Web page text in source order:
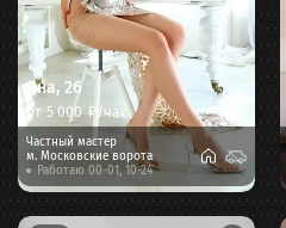
Яна, 26
от 5 000 ₽/час
Частный мастер
м. Московские ворота
Работаю 00-01, 10-24